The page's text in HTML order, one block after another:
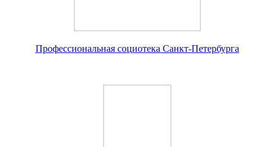
Профессиональная социотека Санкт-Петербурга